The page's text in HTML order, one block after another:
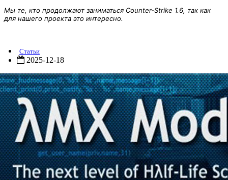
Мы те, кто продолжают заниматься Counter-Strike 1.6, так как
для нашего проекта это интересно.
Статьи
2025-12-18